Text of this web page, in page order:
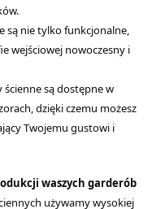
są nie tylko funkcjonalne,
wejściowej nowoczesny i
są dostępne w
dzięki czemu możesz
Twojemu gustowi i
waszych garderób
używamy wysokiej